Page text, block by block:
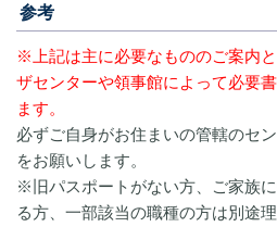
参考
※上記は主に必要なもののご案内
ザセンターや領事館によって必要
ます。
必ずご自身がお住まいの管轄のセ
をお願いします。
※旧パスポートがない方、ご家族
る方、一部該当の職種の方は別途